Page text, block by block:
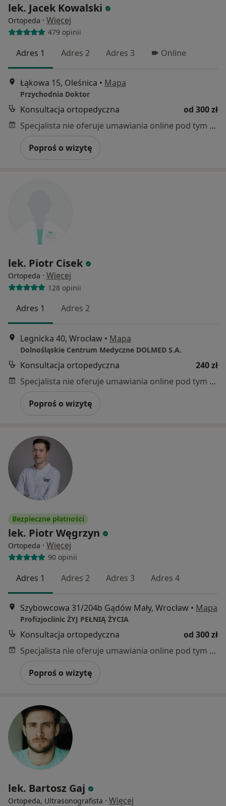
lek. Jacek Kowalski
Ortopeda · Więcej
479 opinii
Adres 1 Adres 2 Adres 3 Online
Łąkowa 15, Oleśnica • Mapa
Przychodnia Doktor
Konsultacja ortopedyczna
od 300 zł
Specjalista nie oferuje umawiania online pod tym adresem.
Poproś o wizytę
lek. Piotr Cisek
Ortopeda · Więcej
128 opinii
Adres 1 Adres 2
Legnicka 40, Wrocław • Mapa
Dolnośląskie Centrum Medyczne DOLMED S.A.
Konsultacja ortopedyczna
240 zł
Specjalista nie oferuje umawiania online pod tym adresem.
Poproś o wizytę
Bezpieczne płatności
lek. Piotr Węgrzyn
Ortopeda · Więcej
90 opinii
Adres 1 Adres 2 Adres 3 Adres 4
Szybowcowa 31/204b Gądów Mały, Wrocław • Mapa
Profizjoclinic ŻYJ PEŁNIĄ ŻYCIA
Konsultacja ortopedyczna
od 300 zł
Specjalista nie oferuje umawiania online pod tym adresem.
Poproś o wizytę
lek. Bartosz Gaj
Ortopeda, Ultrasonografista · Więcej